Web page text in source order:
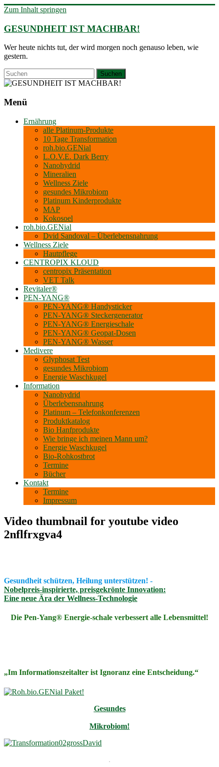
Zum Inhalt springen
GESUNDHEIT IST MACHBAR!
Wer heute nichts tut, der wird morgen noch genauso leben, wie
gestern.
Menü
Ernährung
alle Platinum-Produkte
10 Tage Transformation
roh.bio.GENial
L.O.V.E. Dark Berry
Nanohydrid
Mineralien
Wellness Ziele
gesundes Mikrobiom
Platinum Kinderprodukte
MAP
Kokosoel
roh.bio.GENial
Dvid Sandoval – Überlebensnahrung
Wellness Ziele
Hautpflege
CENTROPIX KLOUD
centropix Präsentation
VET Talk
Revitaler®
PEN-YANG®
PEN-YANG® Handysticker
PEN-YANG® Steckergenerator
PEN-YANG® Energieschale
PEN-YANG® Geopat-Dosen
PEN-YANG® Wasser
Medivere
Glyphosat Test
gesundes Mikrobiom
Energie Waschkugel
Information
Nanohydrid
Überlebensnahrung
Platinum – Telefonkonferenzen
Produktkatalog
Bio Hanf­produkte
Wie bringe ich meinen Mann um?
Energie Waschkugel
Bio-Rohkostbrot
Termine
Bücher
Kontakt
Termine
Impressum
Video thumbnail for youtube video
2nflfrxgva4
Gesundheit schützen, Heilung unterstützen! -
Nobelpreis-inspirierte, preisgekrönte Innovation:
Eine neue Ära der Wellness-Technologie
Die Pen-Yang® Energie-schale verbessert alle Lebensmittel!
„Im Informationszeitalter ist Ignoranz eine Entscheidung.“
Gesundes
Mikrobiom!